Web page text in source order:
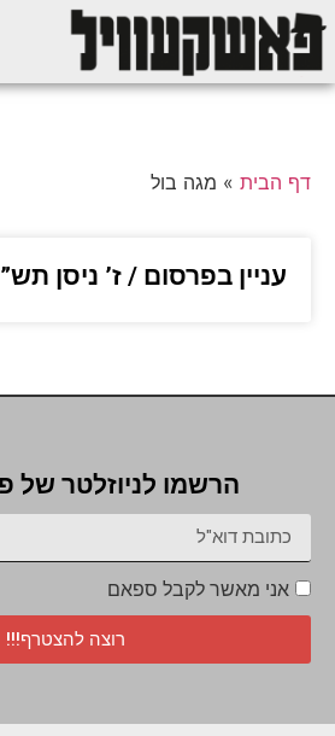
דף הבית » מגה בול
עניין בפרסום / ז’ ניסן
הרשמו לניוזלטר של
אני מאשר לקבל ספאם
רוצה להצטרף!!!